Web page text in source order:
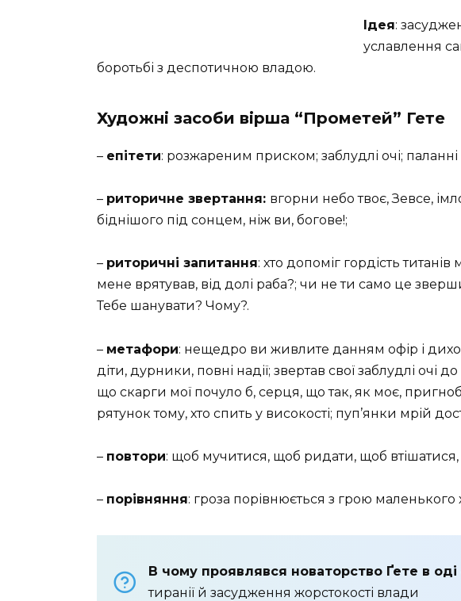
Ідея:
уславлення
боротьбі з деспотичною владою.
Художні засоби вірша “Прометей” Гете
– епітети: розжареним приском; заблудлі очі; паланні
– риторичне звертання: вгорни небо твоє, Зевсе,
біднішого під сонцем, ніж ви, богове!;
– риторичні запитання: хто допоміг гордість титанів
мене врятував, від долі раба?; чи не ти само це
Тебе шанувати? Чому?.
– метафори: нещедро ви живлите данням офір і
діти, дурники, повні надії; звертав свої заблудлі очі
що скарги мої почуло б, серця, що так, як моє,
рятунок тому, хто спить у високості; пуп’янки мрій
– повтори: щоб мучитися, щоб ридати, щоб втішатися,
– порівняння: гроза порівнюється з грою маленького
В чому проявлявся новаторство Ґете в
тиранії й засудження жорстокості влади